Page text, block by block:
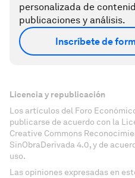
personalizada de
publicaciones y análisis.
Inscríbete de
Licencia y republicación
Los artículos del Foro
publicarse de acuerdo con la
Creative Commons
SinObraDerivada 4.0, y de
uso.
Las opiniones expresadas en